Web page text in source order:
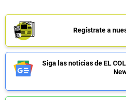
Regístrate a
Siga las noticias de EL